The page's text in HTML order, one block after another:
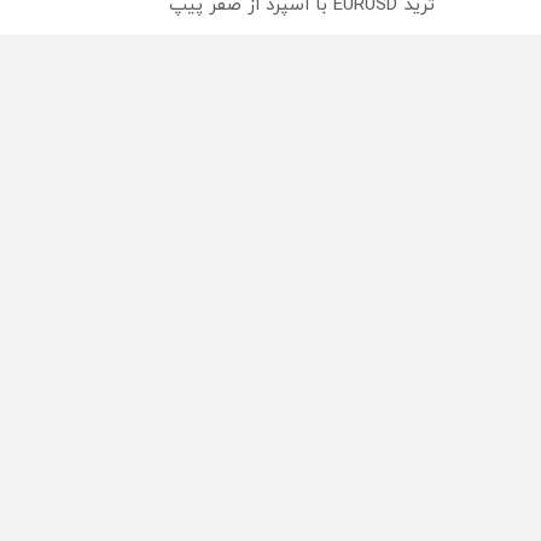
ترید EURUSD با اسپرد از صفر پیپ